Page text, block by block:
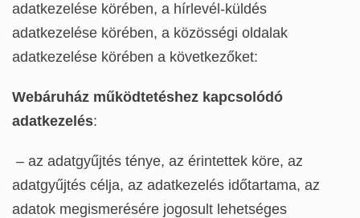
adatkezelése körében, a hírlevél-küldés
adatkezelése körében, a közösségi oldalak
adatkezelése körében a következőket:
Webáruház működtetéshez kapcsolódó
adatkezelés:
– az adatgyűjtés ténye, az érintettek köre, az
adatgyűjtés célja, az adatkezelés időtartama, az
adatok megismerésére jogosult lehetséges